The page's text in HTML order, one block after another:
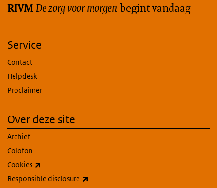
RIVMDe zorg voor morgen begint vandaag
Service
Contact
Helpdesk
Proclaimer
Over deze site
Archief
Colofon
Cookies
Responsible disclosure